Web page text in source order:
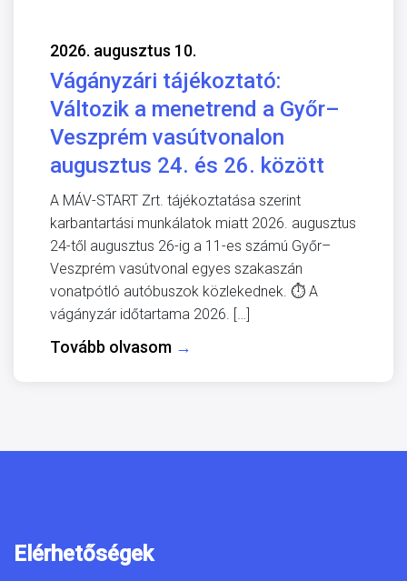
2026. augusztus 10.
Vágányzári tájékoztató:
Változik a menetrend a Győr–
Veszprém vasútvonalon
augusztus 24. és 26. között
A MÁV-START Zrt. tájékoztatása szerint
karbantartási munkálatok miatt 2026. augusztus
24-től augusztus 26-ig a 11-es számú Győr–
Veszprém vasútvonal egyes szakaszán
vonatpótló autóbuszok közlekednek. ⏱️ A
vágányzár időtartama 2026. […]
Tovább olvasom →
Elérhetőségek